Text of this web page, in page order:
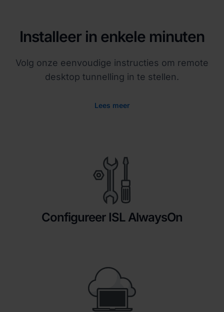
Installeer in enkele minuten
Volg onze eenvoudige instructies om remote
desktop tunnelling in te stellen.
Lees meer
Configureer ISL AlwaysOn